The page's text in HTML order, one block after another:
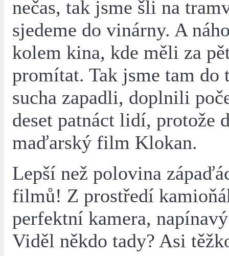
nečas, tak jsme šli na
sjedeme do vinárny. A
kolem kina, kde měli za
promítat. Tak jsme tam do
sucha zapadli, doplnili
deset patnáct lidí, protože
maďarský film Klokan.
Lepší než polovina
filmů! Z prostředí
perfektní kamera,
Viděl někdo tady? Asi